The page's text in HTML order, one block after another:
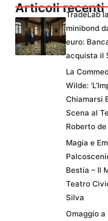
Articoli recenti
TradeLab
minibond
euro:
acquista il
La
Wilde:
Chiamarsi
Scena al
Roberto
Magia e
Bestia – Il
Teatro
Silva
Omaggio